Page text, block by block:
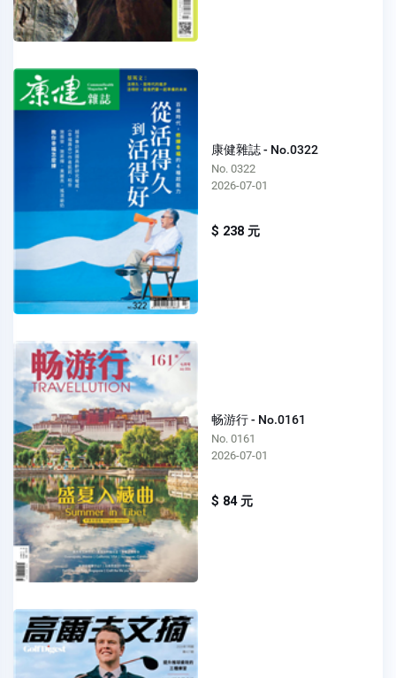
康健雜誌 - No.0322
No. 0322
2026-07-01
$ 238 元
畅游行 - No.0161
No. 0161
2026-07-01
$ 84 元